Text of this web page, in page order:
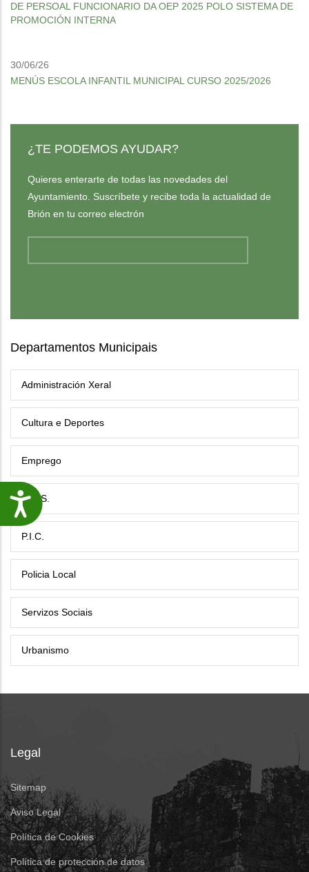
Accesibilidade
DE PERSOAL FUNCIONARIO DA OEP 2025 POLO SISTEMA DE
PROMOCIÓN INTERNA
30/06/26
MENÚS ESCOLA INFANTIL MUNICIPAL CURSO 2025/2026
¿TE PODEMOS AYUDAR?
Quieres enterarte de todas las novedades del
Ayuntamiento. Suscríbete y recibe toda la actualidad de
Brión en tu correo electrón
Departamentos Municipais
Administración Xeral
Cultura e Deportes
Emprego
G.E.S.
P.I.C.
Policia Local
Servizos Sociais
Urbanismo
Legal
Sitemap
Aviso Legal
Política de Cookies
Política de protección de datos